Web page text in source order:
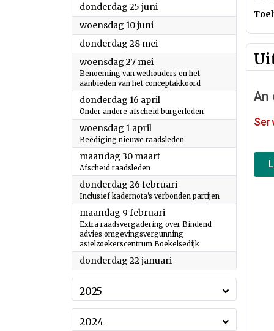
donderdag 25 juni
woensdag 10 juni
donderdag 28 mei
woensdag 27 mei
Benoeming van wethouders en het
aanbieden van het conceptakkoord
donderdag 16 april
Onder andere afscheid burgerleden
woensdag 1 april
Beëdiging nieuwe raadsleden
maandag 30 maart2026
Afscheid raadsleden
donderdag 26 februari
Inclusief kadernota's verbonden partijen
maandag 9 februari
Extra raadsvergadering over Bindend
advies omgevingsvergunning
asielzoekerscentrum Boekelsedijk
donderdag 22 januari
2025
2024